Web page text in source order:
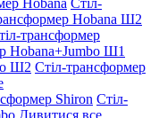
Hobana Стіл-
Hobana Ш2
трансформер
Hobana+Jumbo Ш1
Ш2 Стіл-трансформер
Shiron Стіл-
Дивитися все